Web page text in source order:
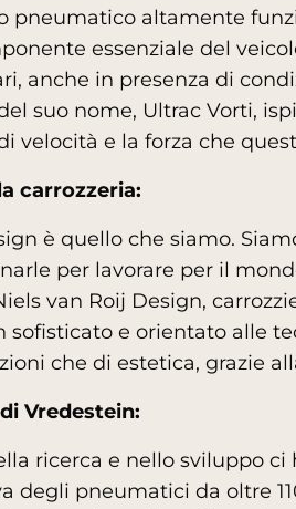
pneumatico altamente
essenziale del
anche in presenza di
suo nome, Ultrac Vorti,
velocità e la forza che
carrozzeria:
è quello che siamo.
per lavorare per il
van Roij Design,
sofisticato e orientato alle
che di estetica, grazie
Vredestein:
ricerca e nello sviluppo
degli pneumatici da oltre